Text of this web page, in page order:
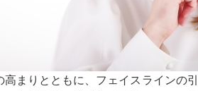
まりとともに、フェイスラインの